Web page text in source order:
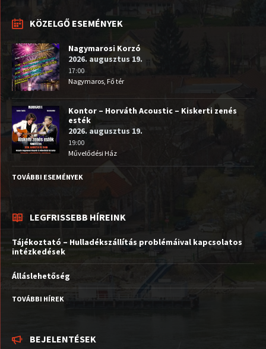
KÖZELGŐ ESEMÉNYEK
Nagymarosi Korzó
2026. augusztus 19.
17:00
Nagymaros, Fő tér
Kontor – Horváth Acoustic – Kiskerti zenés
esték
2026. augusztus 19.
19:00
Művelődési Ház
TOVÁBBI ESEMÉNYEK
LEGFRISSEBB HÍREINK
Tájékoztató – Hulladékszállítás problémáival kapcsolatos
intézkedések
Álláslehetőség
TOVÁBBI HÍREK
BEJELENTÉSEK